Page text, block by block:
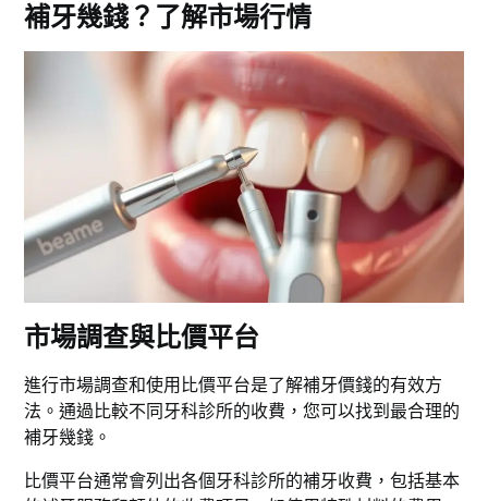
補牙幾錢？了解市場行情
市場調查與比價平台
進行市場調查和使用比價平台是了解補牙價錢的有效方
法。通過比較不同牙科診所的收費，您可以找到最合理的
補牙幾錢。
比價平台通常會列出各個牙科診所的補牙收費，包括基本